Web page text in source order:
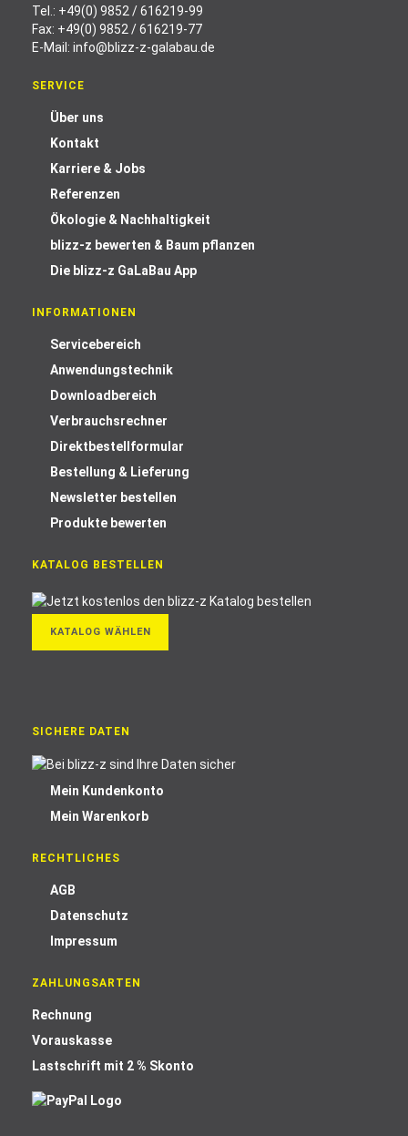
Tel.: +49(0) 9852 / 616219-99
Fax: +49(0) 9852 / 616219-77
E-Mail: info@blizz-z-galabau.de
SERVICE
Über uns
Kontakt
Karriere & Jobs
Referenzen
Ökologie & Nachhaltigkeit
blizz-z bewerten & Baum pflanzen
Die blizz-z GaLaBau App
INFORMATIONEN
Servicebereich
Anwendungstechnik
Downloadbereich
Verbrauchsrechner
Direktbestellformular
Bestellung & Lieferung
Newsletter bestellen
Produkte bewerten
KATALOG BESTELLEN
KATALOG WÄHLEN
SICHERE DATEN
Mein Kundenkonto
Mein Warenkorb
RECHTLICHES
AGB
Datenschutz
Impressum
ZAHLUNGSARTEN
Rechnung
Vorauskasse
Lastschrift mit 2 % Skonto